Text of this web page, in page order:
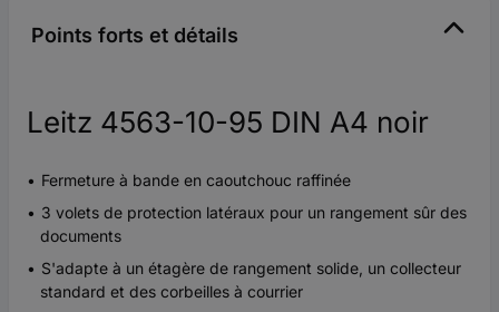
Points forts et détails
Leitz 4563-10-95 DIN A4 noir
Fermeture à bande en caoutchouc raffinée
3 volets de protection latéraux pour un rangement sûr des
documents
S'adapte à un étagère de rangement solide, un collecteur
standard et des corbeilles à courrier